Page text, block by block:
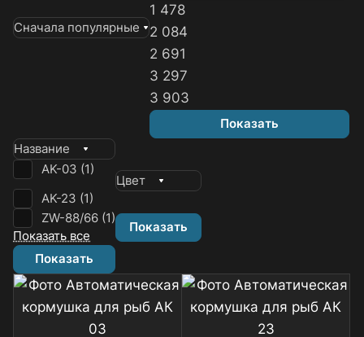
Сначала популярные
1 478
2 084
2 691
3 297
3 903
Показать
Название
AK-03 (1)
AK-23 (1)
ZW-88/66 (1)
Показать все
Показать
Цвет
Показать